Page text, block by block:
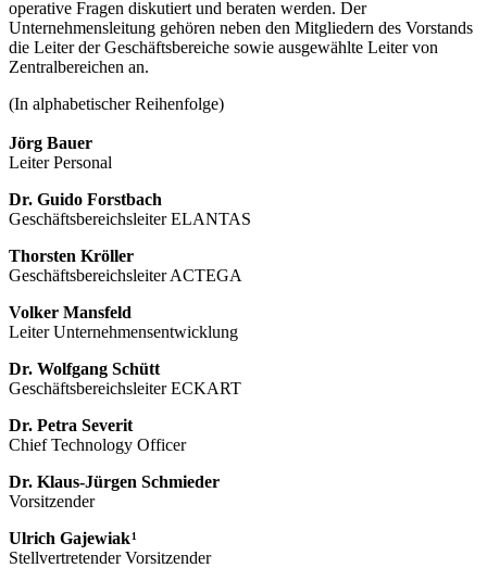
operative Fragen diskutiert und beraten werden. Der
Unternehmensleitung gehören neben den Mitgliedern des Vorstands
die Leiter der Geschäftsbereiche sowie ausgewählte Leiter von
Zentralbereichen an.
(In alphabetischer Reihenfolge)
Jörg Bauer
Leiter Personal
Dr. Guido Forstbach
Geschäftsbereichsleiter ELANTAS
Thorsten Kröller
Geschäftsbereichsleiter ACTEGA
Volker Mansfeld
Leiter Unternehmensentwicklung
Dr. Wolfgang Schütt
Geschäftsbereichsleiter ECKART
Dr. Petra Severit
Chief Technology Officer
Dr. Klaus-Jürgen Schmieder
Vorsitzender
Ulrich Gajewiak ¹
Stellvertretender Vorsitzender